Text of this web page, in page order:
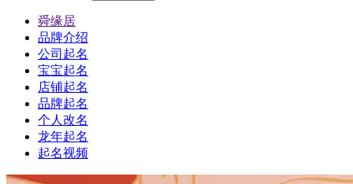
舜缘居
品牌介绍
公司起名
宝宝起名
店铺起名
品牌起名
个人改名
龙年起名
起名视频